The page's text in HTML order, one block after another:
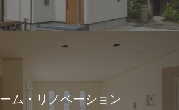
ム・リノベーション